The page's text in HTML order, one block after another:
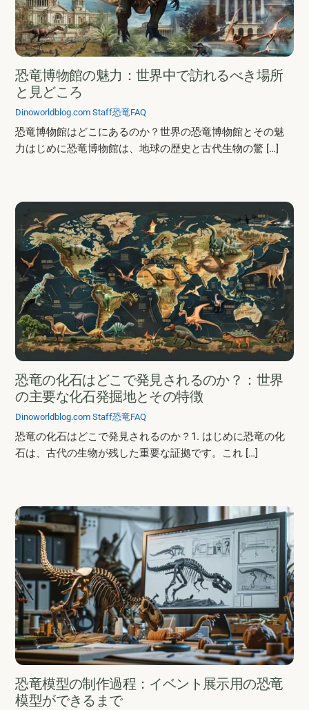
恐竜博物館の魅力：世界中で訪れるべき場所
と見どころ
Dinoworldblog.com Staff恐竜FAQ
恐竜博物館はどこにあるのか？世界の恐竜博物館とその魅
力はじめに恐竜博物館は、地球の歴史と古代生物の驚 […]
恐竜の化石はどこで発見されるのか？：世界
の主要な化石発掘地とその特徴
Dinoworldblog.com Staff恐竜FAQ
恐竜の化石はどこで発見されるのか？1. はじめに恐竜の化
石は、古代の生物が残した重要な証拠です。これ […]
恐竜模型の制作過程：イベント展示用の恐竜
模型ができるまで